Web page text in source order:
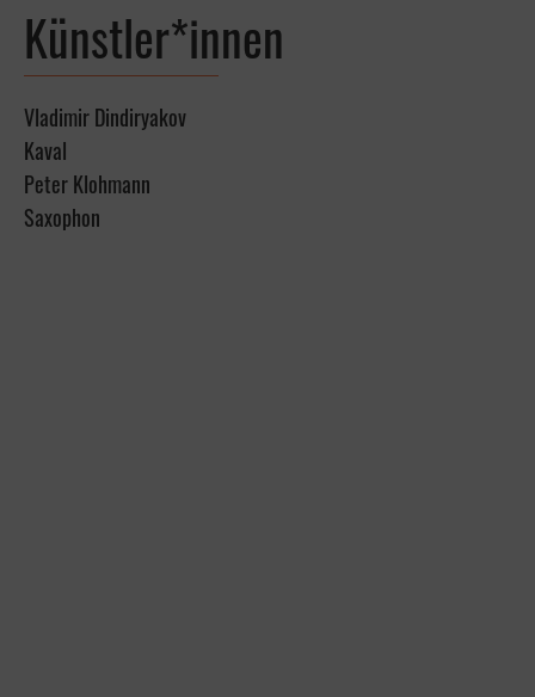
Künstler*innen
Vladimir Dindiryakov
Kaval
Peter Klohmann
Saxophon